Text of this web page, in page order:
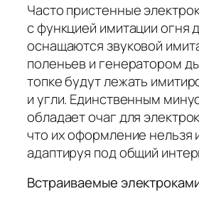
Часто пристенные
с функцией имитации огня
оснащаются звуковой
поленьев и генератором
топке будут лежать
и угли. Единственным
обладает очаг для
что их оформление нельзя
адаптируя под общий
Встраиваемые